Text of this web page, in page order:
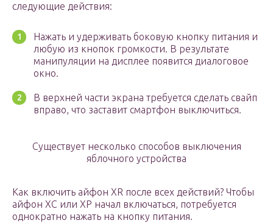
следующие действия:
Нажать и удерживать боковую кнопку питания и
любую из кнопок громкости. В результате
манипуляции на дисплее появится диалоговое
окно.
В верхней части экрана требуется сделать свайп
вправо, что заставит смартфон выключиться.
Существует несколько способов выключения
яблочного устройства
Как включить айфон XR после всех действий? Чтобы
айфон ХС или ХР начал включаться, потребуется
однократно нажать на кнопку питания.